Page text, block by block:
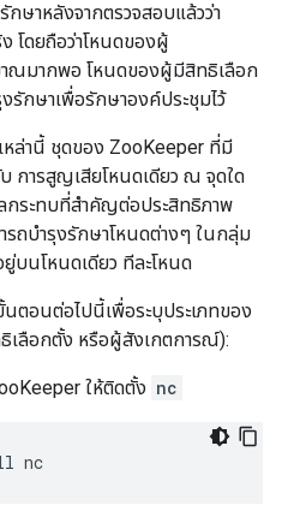
ษาหลังจากตรวจสอบแล้วว่า
โดยถือว่าโหนดของผู้
ณมากพอ โหนดของผู้มีสิทธิเลือก
รักษาเพื่อรักษาองค์ประชุมไว้
ล่านี้ ชุดของ ZooKeeper ที่มี
การสูญเสียโหนดเดียว ณ จุดใด
กระทบที่สำคัญต่อประสิทธิภาพ
รถบำรุงรักษาโหนดต่างๆ ในกลุ่ม
บนโหนดเดียว ทีละโหนด
นตอนต่อไปนี้เพื่อระบุประเภทของ
ลือกตั้ง หรือผู้สังเกตการณ์):
ให้ติดตั้ง nc
nc